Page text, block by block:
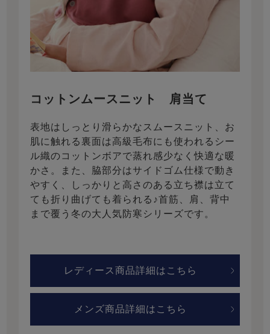
コットンムースニット 肩当て
表地はしっとり滑らかなスムースニット、お
肌に触れる裏面は高級毛布にも使われるシー
ル織のコットンボアで蒸れ感少なく快適な暖
かさ。また、脇部分はサイドゴム仕様で動き
やすく、しっかりと高さのある立ち襟は立て
ても折り曲げても着られる♪首筋、肩、背中
まで覆う冬の大人気防寒シリーズです。
レディース商品詳細はこちら
メンズ商品詳細はこちら